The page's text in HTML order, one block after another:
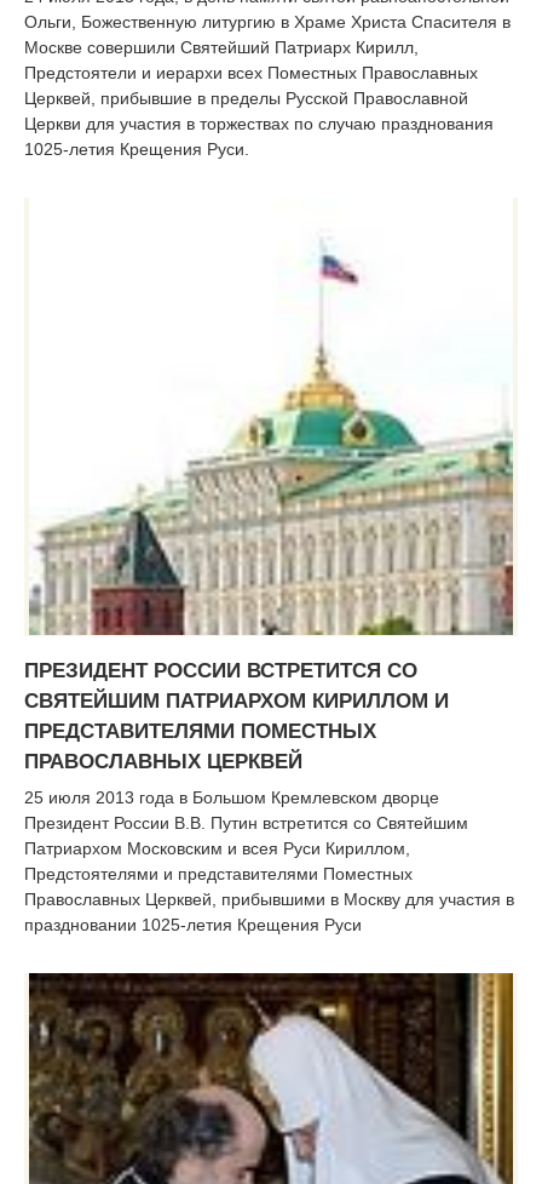
Ольги, Божественную литургию в Храме Христа Спасителя в
Москве совершили Святейший Патриарх Кирилл,
Предстоятели и иерархи всех Поместных Православных
Церквей, прибывшие в пределы Русской Православной
Церкви для участия в торжествах по случаю празднования
1025-летия Крещения Руси.
ПРЕЗИДЕНТ РОССИИ ВСТРЕТИТСЯ СО
СВЯТЕЙШИМ ПАТРИАРХОМ КИРИЛЛОМ И
ПРЕДСТАВИТЕЛЯМИ ПОМЕСТНЫХ
ПРАВОСЛАВНЫХ ЦЕРКВЕЙ
25 июля 2013 года в Большом Кремлевском дворце
Президент России В.В. Путин встретится со Святейшим
Патриархом Московским и всея Руси Кириллом,
Предстоятелями и представителями Поместных
Православных Церквей, прибывшими в Москву для участия в
праздновании 1025-летия Крещения Руси